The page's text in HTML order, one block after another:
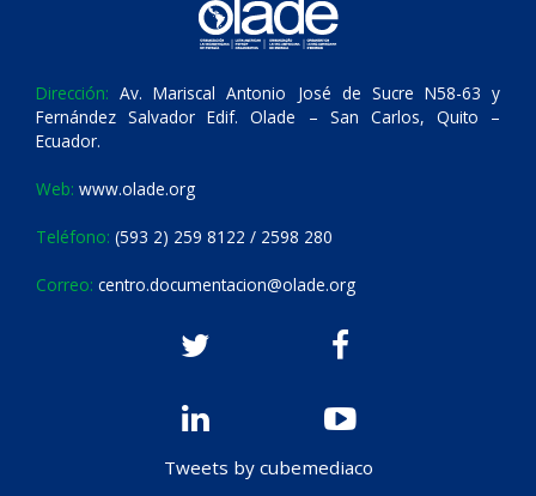
Dirección: Av. Mariscal Antonio José de Sucre N58-63 y
Fernández Salvador Edif. Olade – San Carlos, Quito –
Ecuador.
Web: www.olade.org
Teléfono: (593 2) 259 8122 / 2598 280
Correo: centro.documentacion@olade.org
Tweets by cubemediaco